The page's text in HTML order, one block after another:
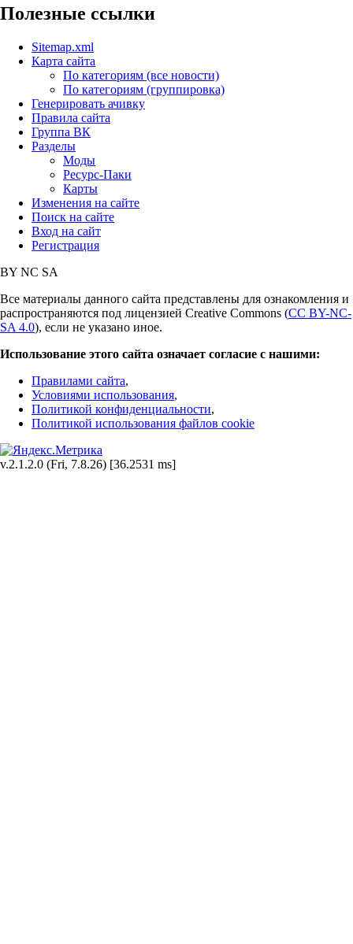
Полезные ссылки
Sitemap.xml
Карта сайта
По категориям (все новости)
По категориям (группировка)
Генерировать ачивку
Правила сайта
Группа ВК
Разделы
Моды
Ресурс-Паки
Карты
Изменения на сайте
Поиск на сайте
Вход на сайт
Регистрация
BY NC SA
Все материалы данного сайта представлены для ознакомления и
распространяются под лицензией Creative Commons (CC BY-NC-
SA 4.0), если не указано иное.
Использование этого сайта означает согласие с нашими:
Правилами сайта,
Условиями использования,
Политикой конфиденциальности,
Политикой использования файлов cookie
v.2.1.2.0 (Fri, 7.8.26) [36.2531 ms]